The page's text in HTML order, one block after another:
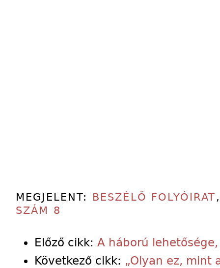
MEGJELENT: BESZÉLŐ FOLYÓIRAT
SZÁM 8
Előző cikk: A háború
Következő cikk: „Olyan ez, mint